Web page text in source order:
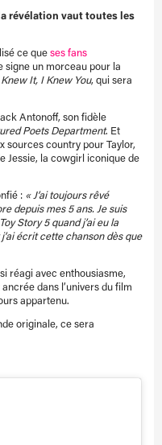
révélation vaut toutes les
ce que ses fans
signe un morceau pour la
Knew It, I Knew You, qui sera
Antonoff, son fidèle
Poets Department. Et
sources country pour Taylor,
Jessie, la cowgirl iconique de
: « J’ai toujours rêvé
depuis mes 5 ans. Je suis
Story 5 quand j’ai eu la
écrit cette chanson dès que
réagi avec enthousiasme,
dans l’univers du film
appartenu.
originale, ce sera